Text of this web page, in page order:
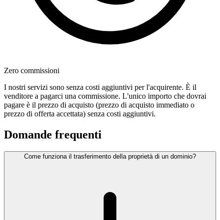
Zero commissioni
I nostri servizi sono senza costi aggiuntivi per l'acquirente. È il
venditore a pagarci una commissione. L'unico importo che dovrai
pagare è il prezzo di acquisto (prezzo di acquisto immediato o
prezzo di offerta accettata) senza costi aggiuntivi.
Domande frequenti
Come funziona il trasferimento della proprietà di un dominio?